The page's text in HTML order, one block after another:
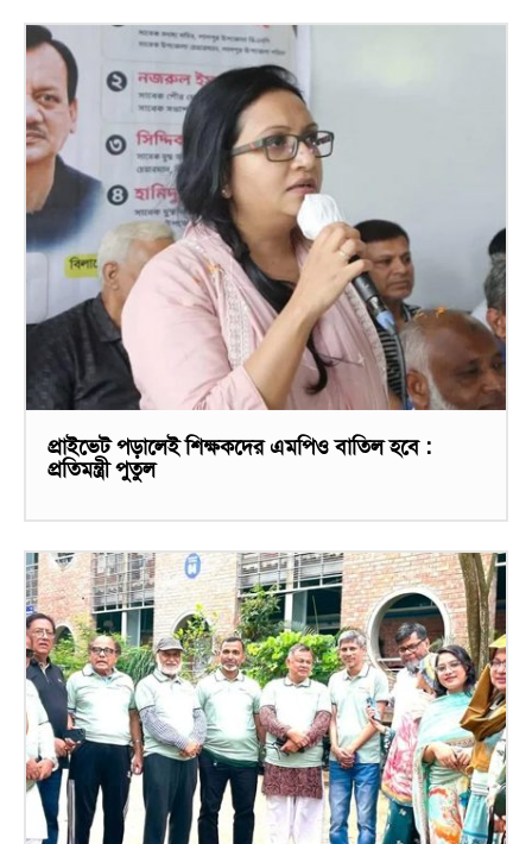
প্রাইভেট পড়ালেই শিক্ষকদের এমপিও বাতিল হবে :
প্রতিমন্ত্রী পুতুল